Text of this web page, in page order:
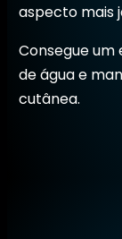
aspecto mais
Consegue um
de água e
cutânea.